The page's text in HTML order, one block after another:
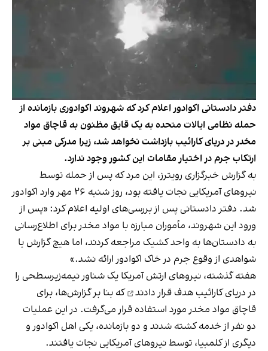
دفتر دادستانی اکوادور اعلام کرد که شهروند اکوادوری بازمانده از
حمله نظامی ایالات متحده به یک قایق مظنون به قاچاق مواد
مخدر در دریای کارائیب بازداشت نخواهد شد، زیرا مدرکی مبنی بر
ارتکاب جرم در اختیار مقامات این کشور وجود ندارد.
به گزارش خبرگزاری رویترز، این مرد که پس از حمله توسط
نیروهای آمریکایی نجات یافته بود، روز شنبه ۲۶ مهر وارد اکوادور
شد. دفتر دادستانی پس از بررسی‌های اولیه اعلام کرد: «پس از
ورود این شهروند، مأموران مبارزه با مواد مخدر برای اطلاع‌رسانی
به دادستان‌ها به واحد کشیک مراجعه کردند، اما هیچ گزارش یا
شواهدی از وقوع جرم در خاک اکوادور ارائه نشد.»
هفته گذشته، نیروهای ارتش آمریکا یک شناور نیمه‌زیرسطحی را
در دریای کارائیب هدف قرار دادند
که بنا بر گزارش‌ها، برای
قاچاق مواد مخدر مورد استفاده قرار می‌گرفت. در این عملیات
دو نفر از خدمه کشته شدند و دو بازمانده، یکی اهل اکوادور و
دیگری از کلمبیا، توسط نیروهای آمریکایی نجات یافتند.